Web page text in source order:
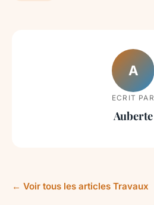
A
ECRIT PAR
Auberte
← Voir tous les articles Travaux